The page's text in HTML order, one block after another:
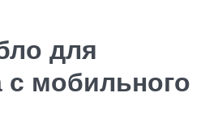
для
с мобильного